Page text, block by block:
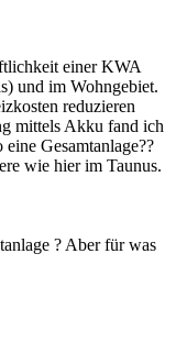
einer KWA
und im Wohngebiet.
reduzieren
mittels Akku fand ich
Gesamtanlage??
wie hier im Taunus.
? Aber für was